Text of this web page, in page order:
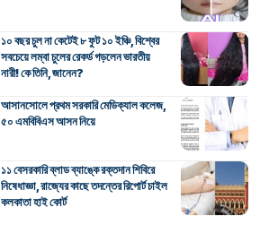
১০ বছর চুল না কেটেই ৮ ফুট ১০ ইঞ্চি, বিশ্বের
সবচেয়ে লম্বা চুলের রেকর্ড গড়লেন ভারতীয়
নারী! কে তিনি, জানেন?
আসানসোলে প্রথম সরকারি মেডিক্যাল কলেজ,
৫০ এমবিবিএস আসন নিয়ে
১১ বেসরকারি ব্লাড ব্যাঙ্কে রক্তদান শিবিরে
নিষেধাজ্ঞা, রাজ্যের কাছে তদন্তের রিপোর্ট চাইল
কলকাতা হাই কোর্ট